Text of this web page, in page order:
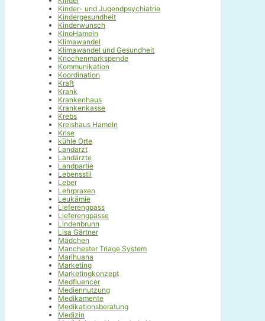
Kinder- und Jugendpsychiatrie
Kindergesundheit
Kinderwunsch
KinoHameln
Klimawandel
Klimawandel und Gesundheit
Knochenmarkspende
Kommunikation
Koordination
Kraft
Krank
Krankenhaus
Krankenkasse
Krebs
Kreishaus Hameln
Krise
kühle Orte
Landarzt
Landärzte
Landpartie
Lebensstil
Leber
Lehrpraxen
Leukämie
Lieferengpass
Lieferengpässe
Lindenbrunn
Lisa Gärtner
Mädchen
Manchester Triage System
Marihuana
Marketing
Marketingkonzept
Medfluencer
Mediennutzung
Medikamente
Medikationsberatung
Medizin